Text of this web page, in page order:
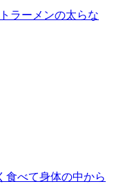
ラーメンの太らな
食べて身体の中から